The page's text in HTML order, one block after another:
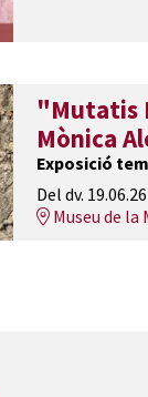
"Mutatis
Mònica
Exposició
Del dv. 19.06.26
Museu de la